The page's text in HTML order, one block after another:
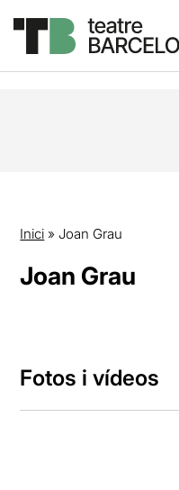
Inici » Joan Grau
Joan Grau
Fotos i vídeos